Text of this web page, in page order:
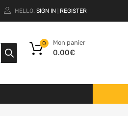
HELLO. SIGN IN REGISTER
Mon panier
0.00€
0